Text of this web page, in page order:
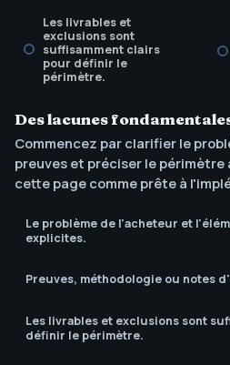
Les livrables et
exclusions sont
suffisamment clairs
pour définir le
périmètre.
L'appel à l'action
correspond à la
prochaine décision de
l'acheteur.
Des lacunes
Commencez par clarifier le
preuves et préciser le
cette page comme prête à
Le problème de l'acheteur et
explicites.
Preuves, méthodologie ou notes
Les livrables et exclusions sont
définir le périmètre.